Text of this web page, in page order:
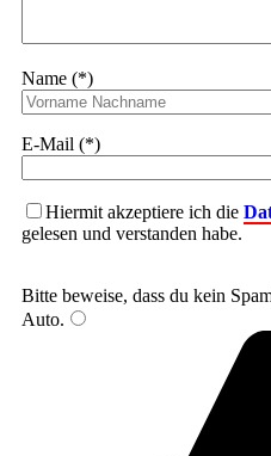
Name (*)
E-Mail (*)
Hiermit akzeptiere ich die
gelesen und verstanden habe.
Bitte beweise, dass du kein
Auto.